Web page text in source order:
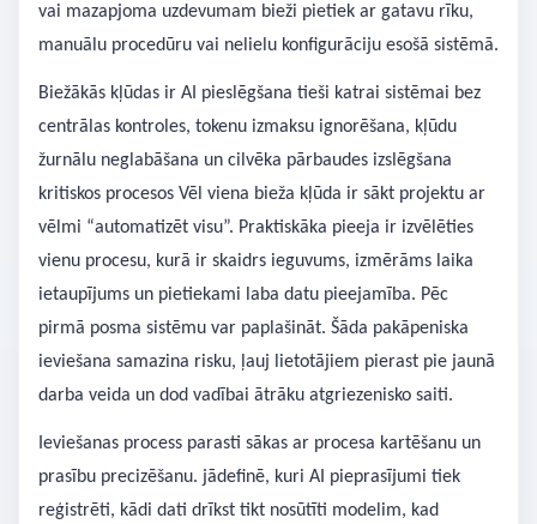
vai mazapjoma uzdevumam bieži pietiek ar gatavu rīku,
manuālu procedūru vai nelielu konfigurāciju esošā sistēmā.
Biežākās kļūdas ir AI pieslēgšana tieši katrai sistēmai bez
centrālas kontroles, tokenu izmaksu ignorēšana, kļūdu
žurnālu neglabāšana un cilvēka pārbaudes izslēgšana
kritiskos procesos Vēl viena bieža kļūda ir sākt projektu ar
vēlmi “automatizēt visu”. Praktiskāka pieeja ir izvēlēties
vienu procesu, kurā ir skaidrs ieguvums, izmērāms laika
ietaupījums un pietiekami laba datu pieejamība. Pēc
pirmā posma sistēmu var paplašināt. Šāda pakāpeniska
ieviešana samazina risku, ļauj lietotājiem pierast pie jaunā
darba veida un dod vadībai ātrāku atgriezenisko saiti.
Ieviešanas process parasti sākas ar procesa kartēšanu un
prasību precizēšanu. jādefinē, kuri AI pieprasījumi tiek
reģistrēti, kādi dati drīkst tikt nosūtīti modelim, kad